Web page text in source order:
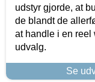
udstyr gjorde, at
de blandt de
at handle i en reel
udvalg.
Se